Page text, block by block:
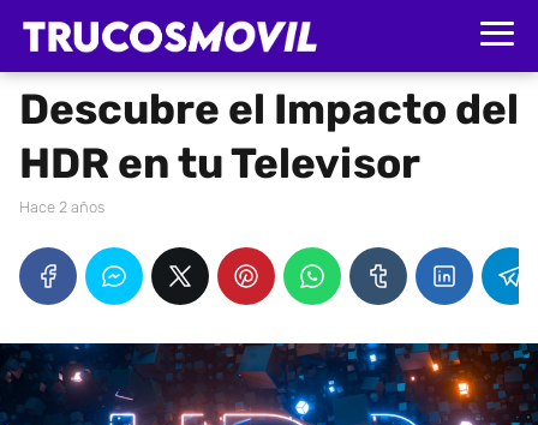
Descubre el Impacto del
HDR en tu Televisor
hace 2 años